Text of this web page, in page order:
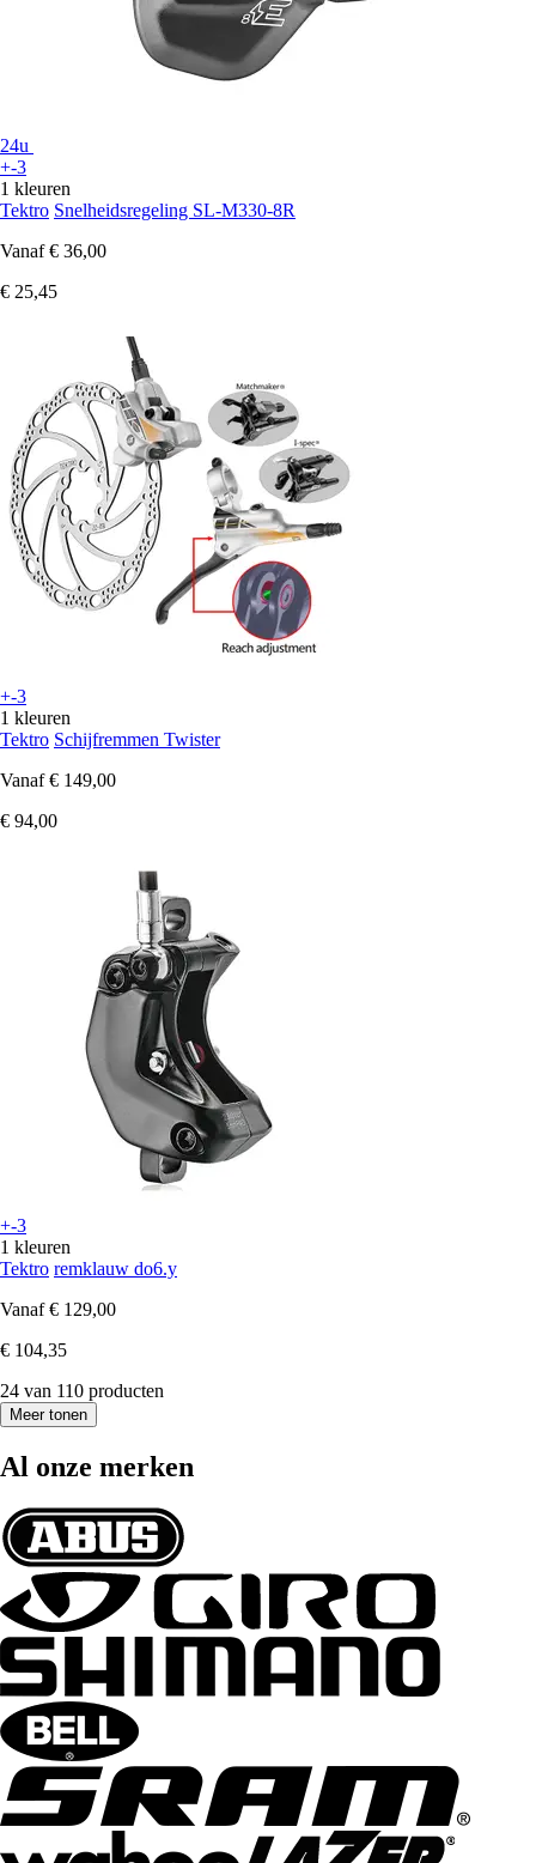
24u
+-3
1 kleuren
Tektro Snelheidsregeling SL-M330-8R
Vanaf € 36,00
€ 25,45
+-3
1 kleuren
Tektro Schijfremmen Twister
Vanaf € 149,00
€ 94,00
+-3
1 kleuren
Tektro remklauw do6.y
Vanaf € 129,00
€ 104,35
24 van 110 producten
Meer tonen
Al onze merken